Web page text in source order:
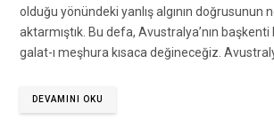
olduğu yönündeki yanlış algının doğrusunun
aktarmıştık. Bu defa, Avustralya’nın başkenti
galat-ı meşhura kısaca değineceğiz.
DEVAMINI OKU